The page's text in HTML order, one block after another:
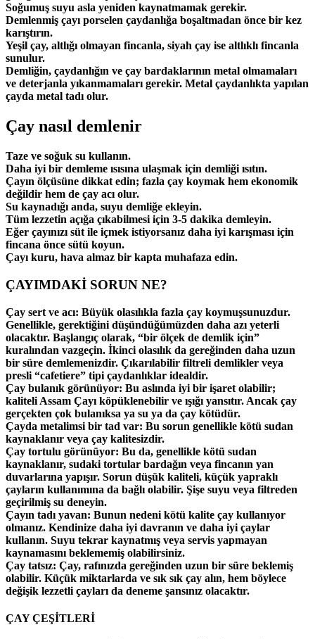
Soğumuş suyu asla yeniden kaynatmamak gerekir.
Demlenmiş çayı porselen çaydanlığa boşaltmadan önce bir kez
karıştırın.
Yeşil çay, altlığı olmayan fincanla, siyah çay ise altlıklı fincanla
sunulur.
Demliğin, çaydanlığın ve çay bardaklarının metal olmamaları
ve deterjanla yıkanmamaları gerekir. Metal çaydanlıkta yapılan
çayda metal tadı olur.
Çay nasıl demlenir
Taze ve soğuk su kullanın.
Daha iyi bir demleme ısısına ulaşmak için demliği ısıtın.
Çayın ölçüsüne dikkat edin; fazla çay koymak hem ekonomik
değildir hem de çay acı olur.
Su kaynadığı anda, suyu demliğe ekleyin.
Tüm lezzetin açığa çıkabilmesi için 3-5 dakika demleyin.
Eğer çayınızı süt ile içmek istiyorsanız daha iyi karışması için
fincana önce sütü koyun.
Çayı kuru, hava almaz bir kapta muhafaza edin.
ÇAYIMDAKİ SORUN NE?
Çay sert ve acı: Büyük olasılıkla fazla çay koymuşsunuzdur.
Genellikle, gerektiğini düşündüğümüzden daha azı yeterli
olacaktır. Başlangıç olarak, “bir ölçek de demlik için”
kuralından vazgeçin. İkinci olasılık da gereğinden daha uzun
bir süre demlemenizdir. Çıkarılabilir filtreli demlikler veya
presli “cafetiere” tipi çaydanlıklar idealdir.
Çay bulanık görünüyor: Bu aslında iyi bir işaret olabilir;
kaliteli Assam Çayı köpüklenebilir ve ışığı yansıtır. Ancak çay
gerçekten çok bulanıksa ya su ya da çay kötüdür.
Çayda metalimsi bir tad var: Bu sorun genellikle kötü sudan
kaynaklanır veya çay kalitesizdir.
Çay tortulu görünüyor: Bu da, genellikle kötü sudan
kaynaklanır, sudaki tortular bardağın veya fincanın yan
duvarlarına yapışır. Sorun düşük kaliteli, küçük yapraklı
çayların kullanımına da bağlı olabilir. Şişe suyu veya filtreden
geçirilmiş su deneyin.
Çayın tadı yavan: Bunun nedeni kötü kalite çay kullanıyor
olmanız. Kendinize daha iyi davranın ve daha iyi çaylar
kullanın. Suyu tekrar kaynatmış veya servis yapmayan
kaynamasını beklememiş olabilirsiniz.
Çay tatsız: Çay, rafınızda gereğinden uzun bir süre beklemiş
olabilir. Küçük miktarlarda ve sık sık çay alın, hem böylece
değişik lezzetli çayları da deneme şansınız olacaktır.
ÇAY ÇEŞİTLERİ